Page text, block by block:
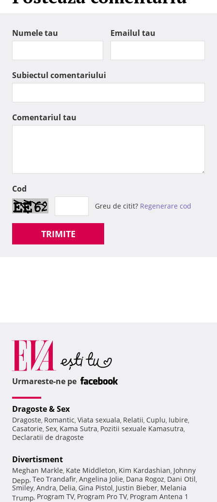
Numele tau Emailul tau
Subiectul comentariului
Comentariul tau
Cod
Greu de citit? Regenerare cod
TRIMITE
Urmareste-ne pe
Dragoste & Sex
Dragoste, Romantic, Viata sexuala, Relatii, Cuplu, Iubire,
Casatorie, Sex, Kama Sutra, Pozitii sexuale Kamasutra,
Declaratii de dragoste
Divertisment
Meghan Markle, Kate Middleton, Kim Kardashian, Johnny
Depp, Teo Trandafir, Angelina Jolie, Dana Rogoz, Dani Otil,
Smiley, Andra, Delia, Gina Pistol, Justin Bieber, Melania
Trump, Program TV, Program Pro TV, Program Antena 1